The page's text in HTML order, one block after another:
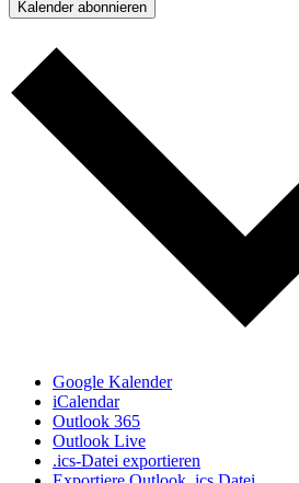
Kalender abonnieren
Google Kalender
iCalendar
Outlook 365
Outlook Live
.ics-Datei exportieren